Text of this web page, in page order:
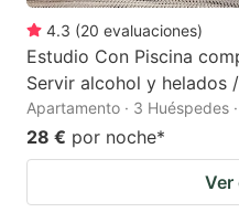
4.3 (20 evaluaciones)
Estudio Con Piscina
Servir alcohol y helados
Apartamento · 3 Huéspedes
28 € por noche*
Ver